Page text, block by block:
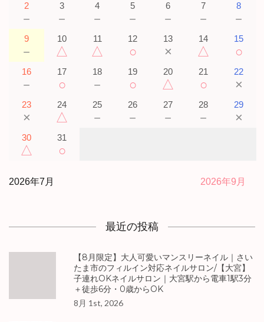
2
－
3
－
4
－
5
－
6
－
7
－
8
－
9
－
10
△
11
△
12
○
13
×
14
△
15
○
16
－
17
○
18
－
19
○
20
△
21
○
22
×
23
×
24
△
25
－
26
－
27
－
28
－
29
×
30
△
31
○
2026年7月 2026年9月
最近の投稿
【8月限定】大人可愛いマンスリーネイル｜さい
たま市のフィルイン対応ネイルサロン/【大宮】
子連れOKネイルサロン｜大宮駅から電車1駅3分
＋徒歩6分・0歳からOK
8月 1st, 2026